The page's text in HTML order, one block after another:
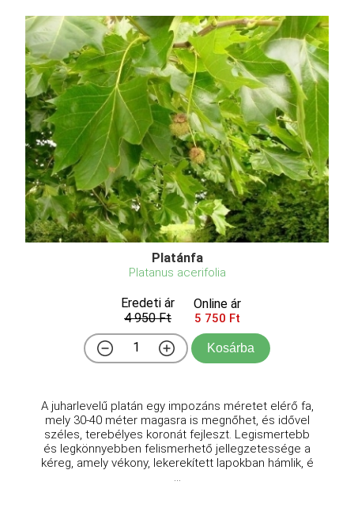
Platánfa
Platanus acerifolia
Eredeti ár
4 950 Ft
Online ár
5 750 Ft
Kosárba
A juharlevelű platán egy impozáns méretet elérő fa,
mely 30-40 méter magasra is megnőhet, és idővel
széles, terebélyes koronát fejleszt. Legismertebb
és legkönnyebben felismerhető jellegzetessége a
kéreg, amely vékony, lekerekített lapokban hámlik, é
...